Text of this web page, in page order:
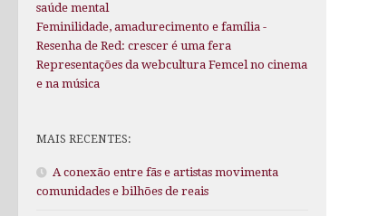
saúde mental
Feminilidade, amadurecimento e família -
Resenha de Red: crescer é uma fera
Representações da webcultura Femcel no cinema
e na música
MAIS RECENTES:
A conexão entre fãs e artistas movimenta
comunidades e bilhões de reais